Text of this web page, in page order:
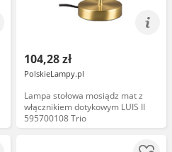
104,28 zł
PolskieLampy.pl
Lampa stołowa mosiądz mat z
włącznikiem dotykowym LUIS II
595700108 Trio